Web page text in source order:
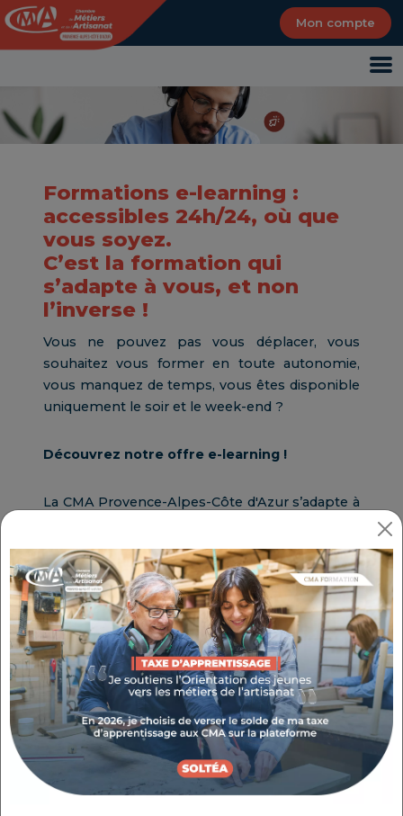
Mon compte
Formations e-learning :
accessibles 24h/24, où que
vous soyez.
C’est la formation qui
s’adapte à vous, et non
l’inverse !
Vous ne pouvez pas vous déplacer, vous
souhaitez vous former en toute autonomie,
vous manquez de temps, vous êtes disponible
uniquement le soir et le week-end ?
Découvrez notre offre e-learning !
La CMA Provence-Alpes-Côte d'Azur s’adapte à
plus de formationsflexibles,efficaces, dans
lesquelles vous évoluezà votre rythme. Pour
éviter les pannes de motivation, untuteurest
à vos côtés et vous coache tout au long du
programme.
Voir les accompagnements
Suivez votre parcours digitalisé et
individualisé !
Panneau de gestion des cookies